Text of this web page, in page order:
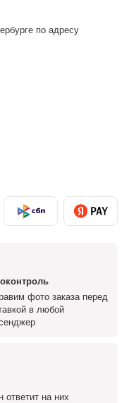
по адресу
фото заказа перед
в любой
на них